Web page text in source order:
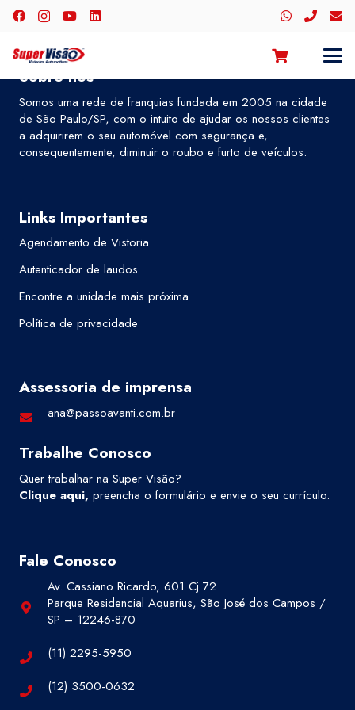
Sobre nós
Somos uma rede de franquias fundada em 2005 na cidade
de São Paulo/SP, com o intuito de ajudar os nossos clientes
a adquirirem o seu automóvel com segurança e,
consequentemente, diminuir o roubo e furto de veículos.
Links Importantes
Agendamento de Vistoria
Autenticador de laudos
Encontre a unidade mais próxima
Política de privacidade
Assessoria de imprensa
ana@passoavanti.com.br
Trabalhe Conosco
Quer trabalhar na Super Visão?
Clique aqui, preencha o formulário e envie o seu currículo.
Fale Conosco
Av. Cassiano Ricardo, 601 Cj 72
Parque Residencial Aquarius, São José dos Campos /
SP – 12246-870
(11) 2295-5950
(12) 3500-0632